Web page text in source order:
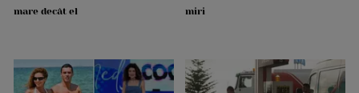
mare decât el
miri